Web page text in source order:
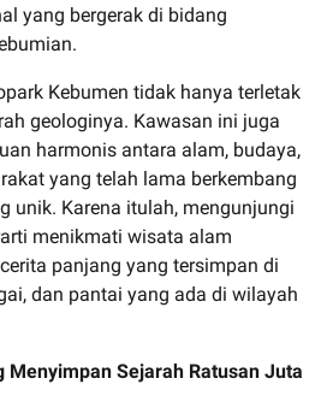
yang bergerak di bidang
Kebumen tidak hanya terletak
geologinya. Kawasan ini juga
harmonis antara alam, budaya,
yang telah lama berkembang
unik. Karena itulah, mengunjungi
menikmati wisata alam
panjang yang tersimpan di
dan pantai yang ada di wilayah
Menyimpan Sejarah Ratusan Juta